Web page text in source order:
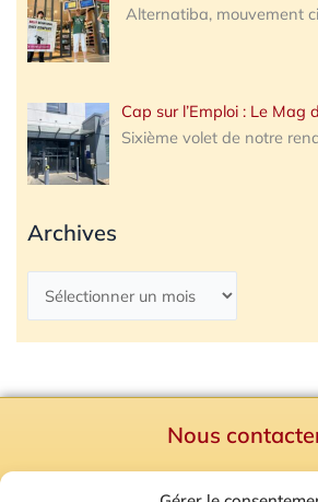
Alternatiba, mouvement
Cap sur l’Emploi : Le Mag
Sixième volet de notre
Archives
Nous